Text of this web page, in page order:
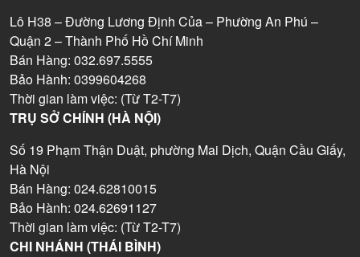
Lô H38 – Đường Lương Định Của – Phường An Phú –
Quận 2 – Thành Phố Hồ Chí Minh
Bán Hàng: 032.697.5555
Bảo Hành: 0399604268
Thời gian làm việc: (Từ T2-T7)
TRỤ SỞ CHÍNH (HÀ NỘI)
Số 19 Phạm Thận Duật, phường Mai Dịch, Quận Cầu Giấy,
Hà Nội
Bán Hàng: 024.62810015
Bảo Hành: 024.62691127
Thời gian làm việc: (Từ T2-T7)
CHI NHÁNH (THÁI BÌNH)